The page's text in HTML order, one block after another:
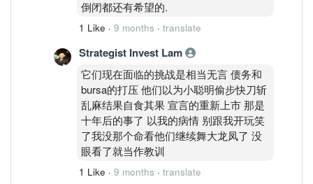
倒闭都还有希望的.
1 Like · 9 months · translate
Strategist Invest Lam
它们现在面临的挑战是相当无言 债务和
bursa的打压 他们以为小聪明偷步快刀斩
乱麻结果自食其果 宣言的重新上市 那是
十年后的事了 以我的病情 别跟我开玩笑
了我没那个命看他们继续舞大龙凤了 没
眼看了就当作教训
1 Like · 9 months · translate